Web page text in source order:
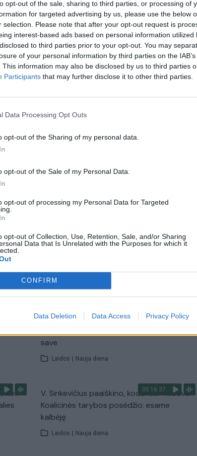
opt-out of the sale, sharing to third parties, or processing of
for targeted advertising by us, please use the below
selection. Please note that after your opt-out request is
interest-based ads based on personal information utilized
to third parties prior to your opt-out. You may
of your personal information by third parties on the
This information may also be disclosed by us to third parties
Participants that may further disclose it to other third parties.
Data Processing Opt Outs
opt-out of the Sharing of my personal data.
opt-out of the Sale of my Personal Data.
opt-out of processing my Personal Data for Targeted
opt-out of Collection, Use, Retention, Sale, and/or Sharing
Data that Is Unrelated with the Purposes for which it
CONFIRM
Data Deletion Data Access Privacy Policy
kompensavimas skola pensininkams
Karšta A. Kasparavičiaus ir Ž Pavilionio
Kuprines pasvėrę specialistai įspėja apie
pavojingą įprotį: tą daro daugiau nei pusė
Žinios | Lietuvos diena
00:11:27
Lietuvos pasiruošimą pavojams neigiamai
save
Laidos | Nauja diena
kiek
00:16:37
V. Sinkevičius paaiškino, kodėl dar nebuvo
Koalicinės tarybos posėdžio: esame
kalbėję
Laidos | Nauja diena